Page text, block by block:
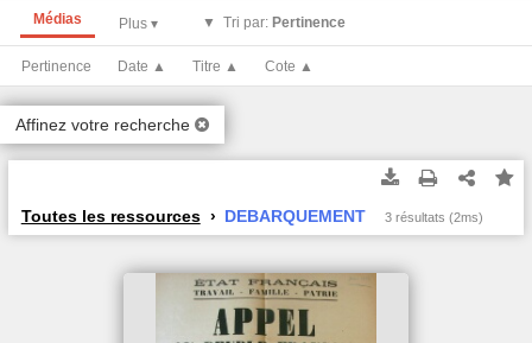
Médias Tri par: Pertinence
Pertinence Date ▲ Titre ▲ Cote ▲
Affinez votre recherche
Toutes les ressources DEBARQUEMENT 3 résultats (2ms)